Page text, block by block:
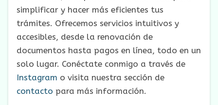
simplificar y hacer más eficientes tus
trámites. Ofrecemos servicios intuitivos y
accesibles, desde la renovación de
documentos hasta pagos en línea, todo en un
solo lugar. Conéctate conmigo a través de
Instagram o visita nuestra sección de
contacto para más información.